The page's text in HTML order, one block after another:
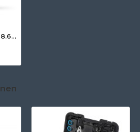
Pro Sele Kelepçesi 28.6mm Mandallı